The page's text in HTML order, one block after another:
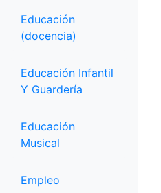
Educación
(docencia)
Educación Infantil
Y Guardería
Educación
Musical
Empleo